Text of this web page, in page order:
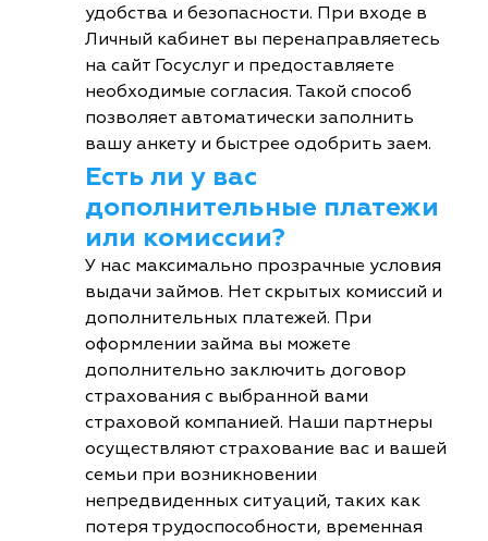
удобства и безопасности. При входе в
Личный кабинет вы перенаправляетесь
на сайт Госуслуг и предоставляете
необходимые согласия. Такой способ
позволяет автоматически заполнить
вашу анкету и быстрее одобрить заем.
Есть ли у вас
дополнительные платежи
или комиссии?
У нас максимально прозрачные условия
выдачи займов. Нет скрытых комиссий и
дополнительных платежей. При
оформлении займа вы можете
дополнительно заключить договор
страхования с выбранной вами
страховой компанией. Наши партнеры
осуществляют страхование вас и вашей
семьи при возникновении
непредвиденных ситуаций, таких как
потеря трудоспособности, временная